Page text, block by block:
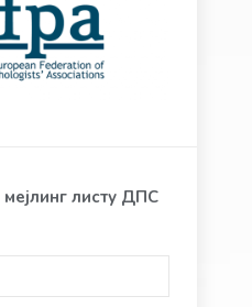
мејлинг листу ДПС